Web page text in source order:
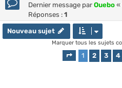
Dernier message par Ouebo «
Réponses : 1
Nouveau sujet
Marquer tous les sujets
Page 1sur 24
1 2 3 4